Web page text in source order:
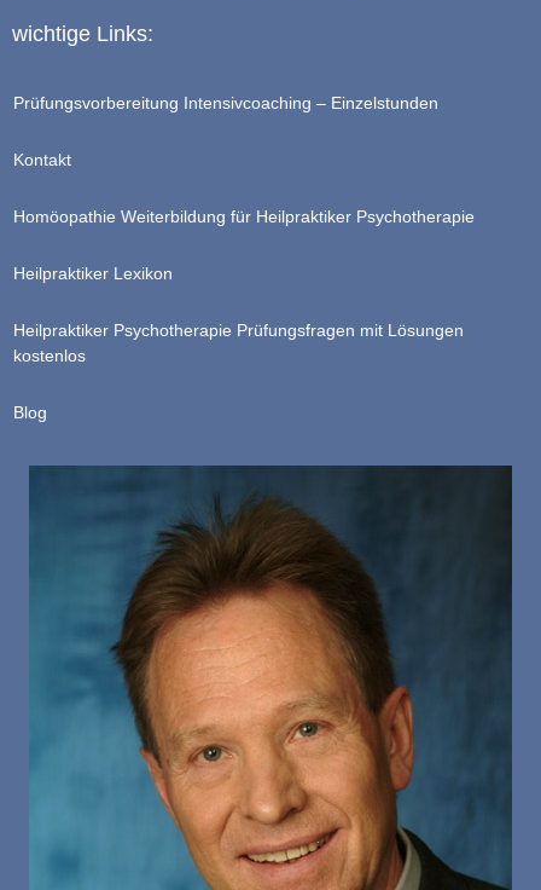
wichtige Links:
Prüfungsvorbereitung Intensivcoaching – Einzelstunden
Kontakt
Homöopathie Weiterbildung für Heilpraktiker Psychotherapie
Heilpraktiker Lexikon
Heilpraktiker Psychotherapie Prüfungsfragen mit Lösungen
kostenlos
Blog